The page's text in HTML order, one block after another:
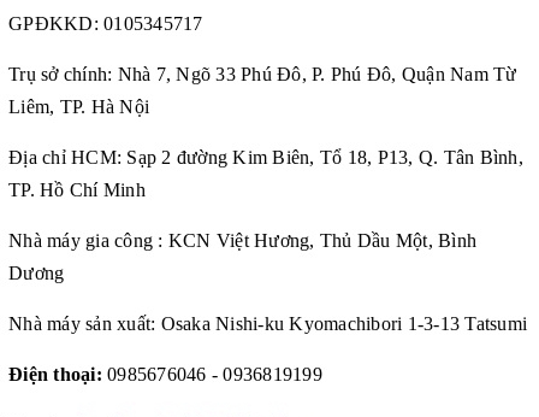
GPĐKKD: 0105345717
Trụ sở chính: Nhà 7, Ngõ 33 Phú Đô, P. Phú Đô, Quận Nam Từ
Liêm, TP. Hà Nội
Địa chỉ HCM: Sạp 2 đường Kim Biên, Tổ 18, P13, Q. Tân Bình,
TP. Hồ Chí Minh
Nhà máy gia công : KCN Việt Hương, Thủ Dầu Một, Bình
Dương
Nhà máy sản xuất: Osaka Nishi-ku Kyomachibori 1-3-13 Tatsumi
Điện thoại: 0985676046 - 0936819199